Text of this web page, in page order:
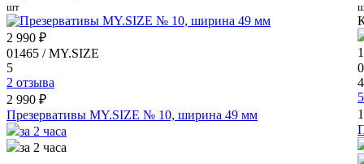
шт
2 990 ₽
01465 / MY.SIZE
5
2 отзыва
2 990 ₽
Презервативы MY.SIZE № 10, ширина 49 мм
за 2 часа
за 2 часа